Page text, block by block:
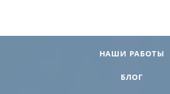
НАШИ РАБОТЫ
БЛОГ